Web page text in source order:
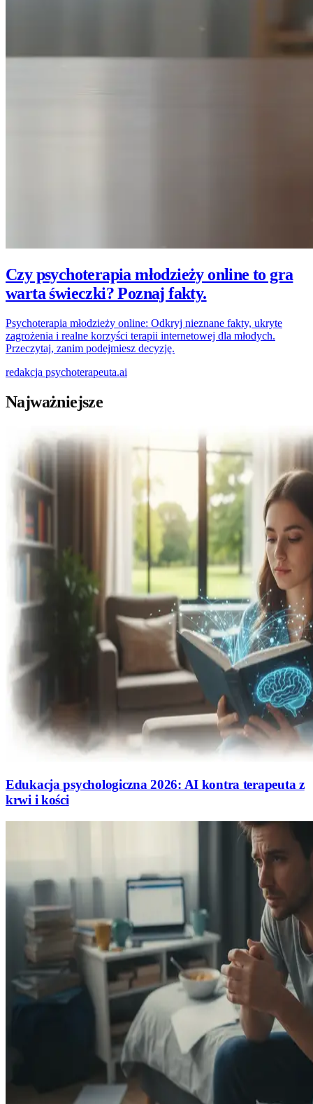
Czy psychoterapia młodzieży online to gra
warta świeczki? Poznaj fakty.
Psychoterapia młodzieży online: Odkryj nieznane fakty, ukryte
zagrożenia i realne korzyści terapii internetowej dla młodych.
Przeczytaj, zanim podejmiesz decyzję.
redakcja psychoterapeuta.ai
Najważniejsze
Edukacja psychologiczna 2026: AI kontra terapeuta z
krwi i kości